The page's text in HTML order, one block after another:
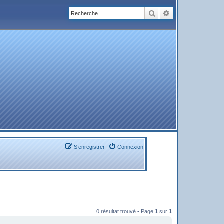
Rechercher
Connexion
S’enregistrer
0 résultat trouvé • Page 1 sur 1